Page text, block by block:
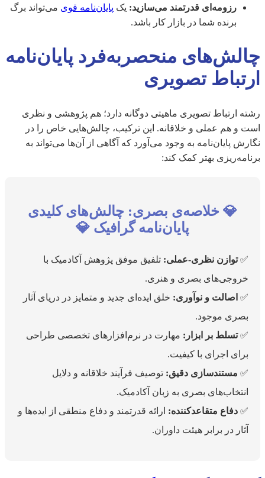
رزومه‌ای قدرتمند می‌سازید: یک پایان‌نامه قوی می‌تواند برگ
برنده شما در بازار کار باشد.
چالش‌های منحصربه‌فرد پایان‌نامه
ارتباط تصویری
رشته ارتباط تصویری ماهیتی دوگانه دارد؛ هم پژوهشی و نظری
است و هم عملی و خلاقانه. این ترکیب، چالش‌هایی خاص را در
نگارش پایان‌نامه به وجود می‌آورد که آگاهی از آن‌ها می‌تواند به
برنامه‌ریزی بهتر کمک کند:
💎 خلاصه‌ی بصری: چالش‌های کلیدی
پایان‌نامه گرافیک 💎
✅توازن نظری-عملی: تلفیق موفق پژوهش آکادمیک با
خروجی‌های بصری و هنری.
✅ اصالت و نوآوری: خلق ایده‌ای جدید و متمایز در دریای آثار
بصری موجود.
✅تسلط بر ابزار: مهارت در نرم‌افزارهای تخصصی طراحی
برای اجرای با کیفیت.
✅ مستندسازی دقیق: توصیف فرآیند خلاقانه و دلایل
انتخاب‌های بصری به زبان آکادمیک.
✅ دفاع متقاعدکننده: ارائه قدرتمند و دفاع منطقی از ایده‌ها و
آثار در برابر هیئت داوران.